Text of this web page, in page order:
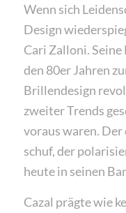
Wenn sich
Design
Cari Zalloni.
den 80er Jahren
Brillendesign
zweiter Trends
voraus waren.
schuf, der
heute in seinen
Cazal prägte wie